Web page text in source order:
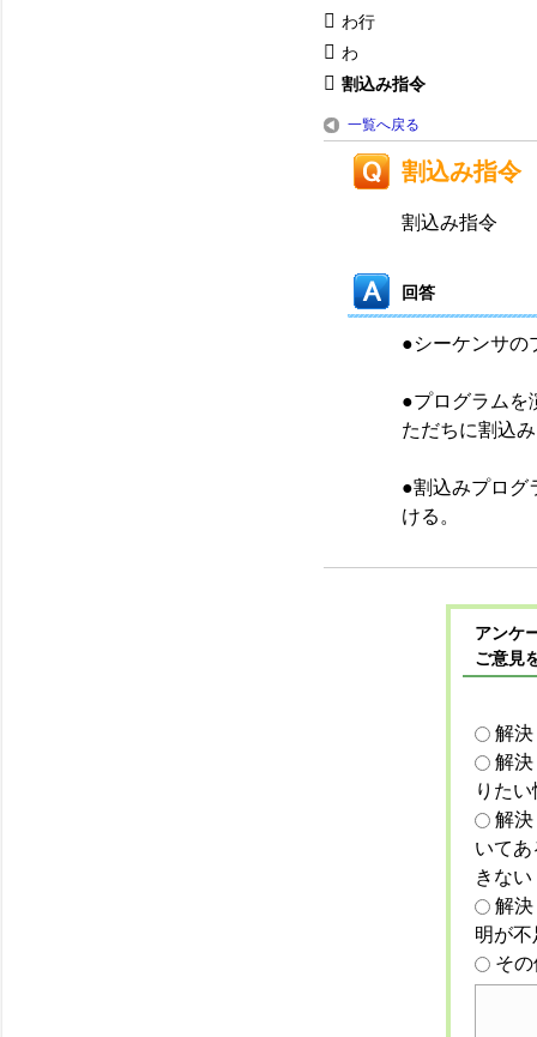
わ行
わ
割込み指令
一覧へ戻る
割込み指令
割込み指令
回答
●シーケンサの
●プログラムを
ただちに割込
●割込みプログ
ける。
アンケ
ご意見
解
解
りた
解
いて
きない
解
明が
そ